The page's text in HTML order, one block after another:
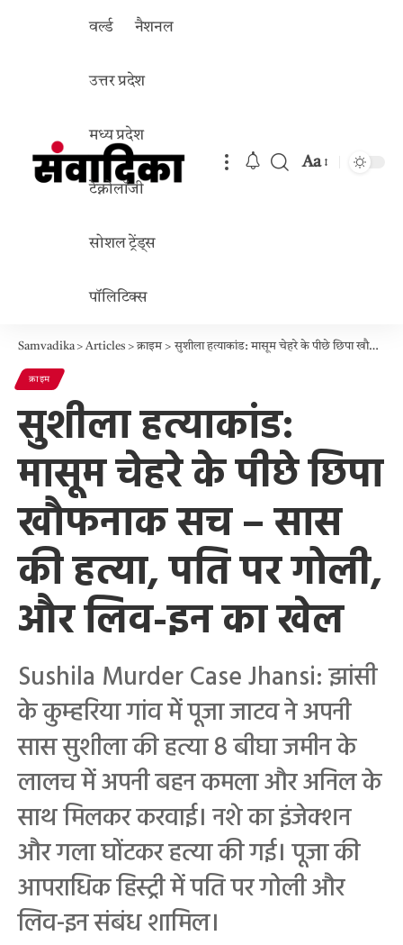
वर्ल्ड नैशनल
उत्तर प्रदेश
मध्य प्रदेश
टेक्नोलॉजी
सोशल ट्रेंड्स
पॉलिटिक्स
Aa
Samvadika>Articles >क्राइम>सुशीला हत्याकांड: मासूम चेहरे के पीछे छिपा खौफनाक सच – सास की हत्या, पति पर गोली, और लिव-इन का खेल
क्राइम
सुशीला हत्याकांड:
मासूम चेहरे के पीछे छिपा
खौफनाक सच – सास
की हत्या, पति पर गोली,
और लिव-इन का खेल
Sushila Murder Case Jhansi: झांसी
के कुम्हरिया गांव में पूजा जाटव ने अपनी
सास सुशीला की हत्या 8 बीघा जमीन के
लालच में अपनी बहन कमला और अनिल के
साथ मिलकर करवाई। नशे का इंजेक्शन
और गला घोंटकर हत्या की गई। पूजा की
आपराधिक हिस्ट्री में पति पर गोली और
लिव-इन संबंध शामिल।